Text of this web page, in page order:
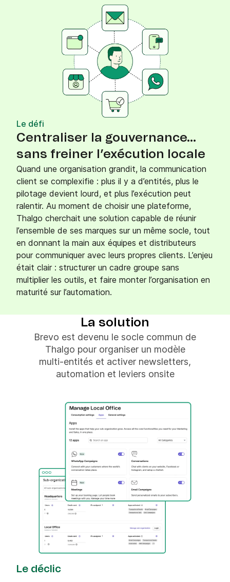
Le défi
Centraliser la gouvernance…
sans freiner l’exécution locale
Quand une organisation grandit, la communication
client se complexifie : plus il y a d’entités, plus le
pilotage devient lourd, et plus l’exécution peut
ralentir. Au moment de choisir une plateforme,
Thalgo cherchait une solution capable de réunir
l’ensemble de ses marques sur un même socle, tout
en donnant la main aux équipes et distributeurs
pour communiquer avec leurs propres clients. L’enjeu
était clair : structurer un cadre groupe sans
multiplier les outils, et faire monter l’organisation en
maturité sur l’automation.
La solution
Brevo est devenu le socle commun de
Thalgo pour organiser un modèle
multi-entités et activer newsletters,
automation et leviers onsite
Le déclic